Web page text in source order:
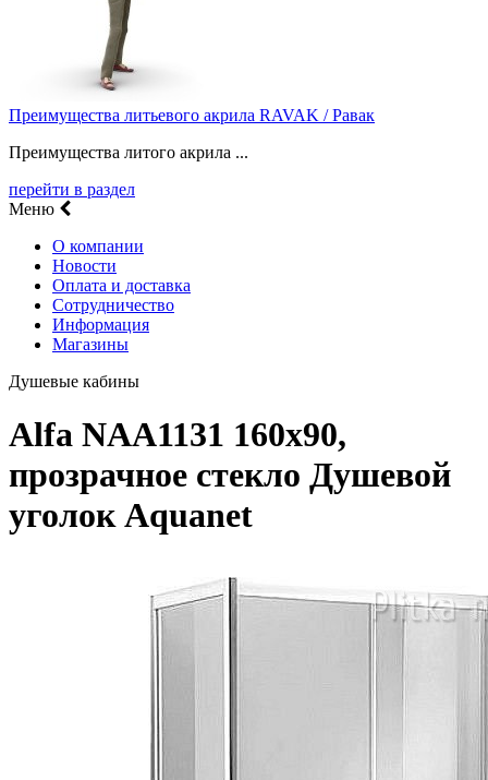
Преимущества литьевого акрила RAVAK / Равак
Преимущества литого акрила ...
перейти в раздел
Меню
О компании
Новости
Оплата и доставка
Сотрудничество
Информация
Магазины
Душевые кабины
Alfa NAA1131 160x90,
прозрачное стекло Душевой
уголок Aquanet